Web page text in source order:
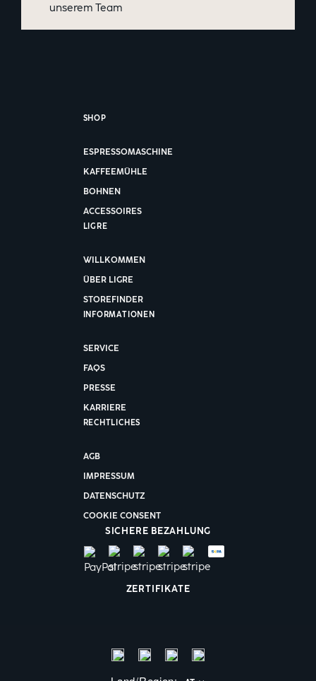
unserem Team
SHOP
ESPRESSOMASCHINE
KAFFEEMÜHLE
BOHNEN
ACCESSOIRES
LIGRE
WILLKOMMEN
ÜBER LIGRE
STOREFINDER
INFORMATIONEN
SERVICE
FAQS
PRESSE
KARRIERE
RECHTLICHES
AGB
IMPRESSUM
DATENSCHUTZ
COOKIE CONSENT
SICHERE BEZAHLUNG
ZERTIFIKATE